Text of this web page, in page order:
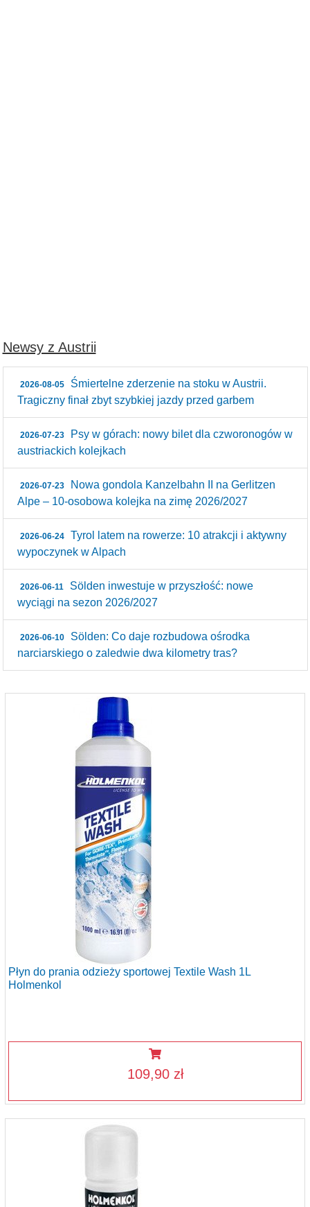
Newsy z Austrii
2026-08-05
Śmiertelne zderzenie na stoku w Austrii.
Tragiczny finał zbyt szybkiej jazdy przed garbem
2026-07-23
Psy w górach: nowy bilet dla czworonogów w
austriackich kolejkach
2026-07-23
Nowa gondola Kanzelbahn II na Gerlitzen
Alpe – 10‑osobowa kolejka na zimę 2026/2027
2026-06-24
Tyrol latem na rowerze: 10 atrakcji i aktywny
wypoczynek w Alpach
2026-06-11
Sölden inwestuje w przyszłość: nowe
wyciągi na sezon 2026/2027
2026-06-10
Sölden: Co daje rozbudowa ośrodka
narciarskiego o zaledwie dwa kilometry tras?
Płyn do prania odzieży sportowej Textile Wash 1L
Holmenkol
109,90 zł